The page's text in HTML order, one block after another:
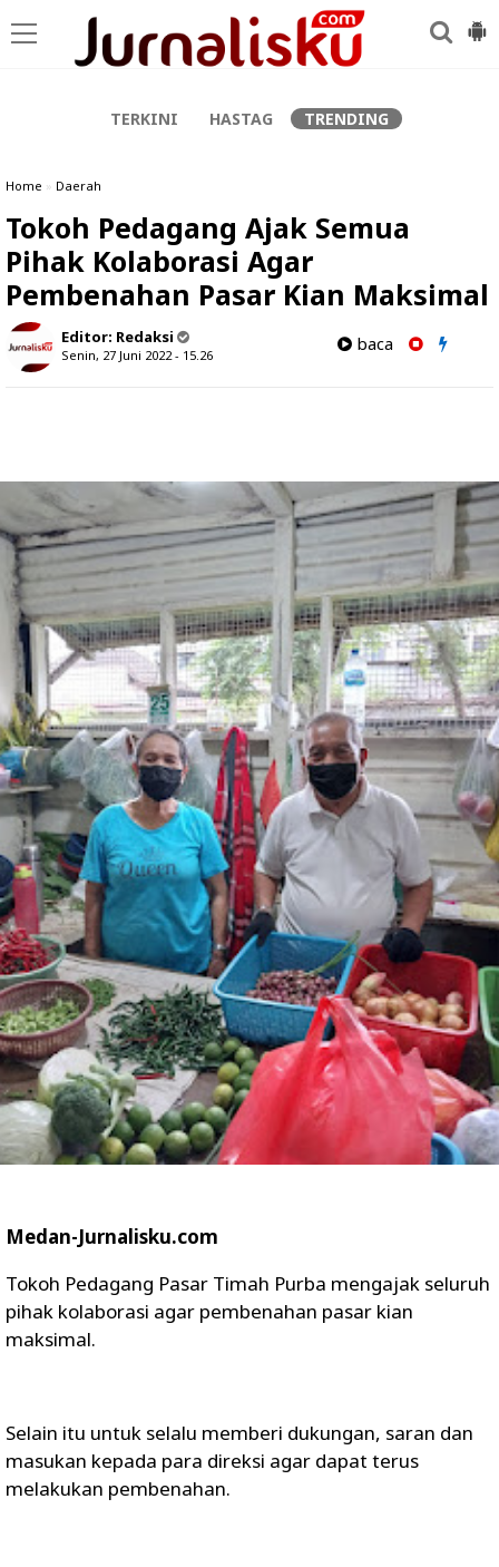
TERKINI HASTAG TRENDING
Home » Daerah
Tokoh Pedagang Ajak Semua
Pihak Kolaborasi Agar
Pembenahan Pasar Kian Maksimal
Editor: Redaksi
Senin, 27 Juni 2022 - 15.26
baca
Medan-Jurnalisku.com
Tokoh Pedagang Pasar Timah Purba mengajak seluruh
pihak kolaborasi agar pembenahan pasar kian
maksimal.
Selain itu untuk selalu memberi dukungan, saran dan
masukan kepada para direksi agar dapat terus
melakukan pembenahan.